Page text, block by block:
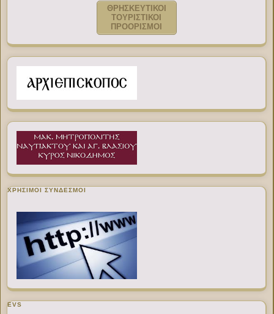
ΘΡΗΣΚΕΥΤΙΚΟΙ
ΤΟΥΡΙΣΤΙΚΟΙ
ΠΡΟΟΡΙΣΜΟΙ
ΧΡΉΣΙΜΟΙ ΣΎΝΔΕΣΜΟΙ
EVS